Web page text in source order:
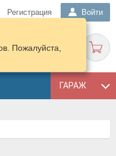
Регистрация Войти
ГАРАЖ
Пожалуйста,